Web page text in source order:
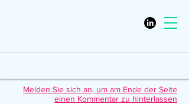
Melden Sie sich an, um am Ende der Seite
einen Kommentar zu hinterlassen